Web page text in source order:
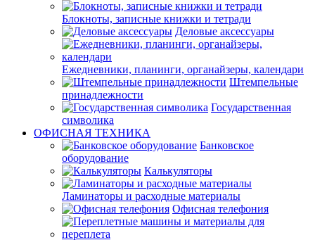
Блокноты, записные книжки и тетради
Деловые аксессуары
Ежедневники, планинги, органайзеры, календари
Штемпельные
принадлежности
Государственная
символика
ОФИСНАЯ ТЕХНИКА
Банковское
оборудование
Калькуляторы
Ламинаторы и расходные материалы
Офисная телефония